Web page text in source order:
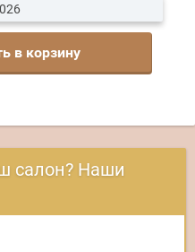
в корзину
салон? Наши